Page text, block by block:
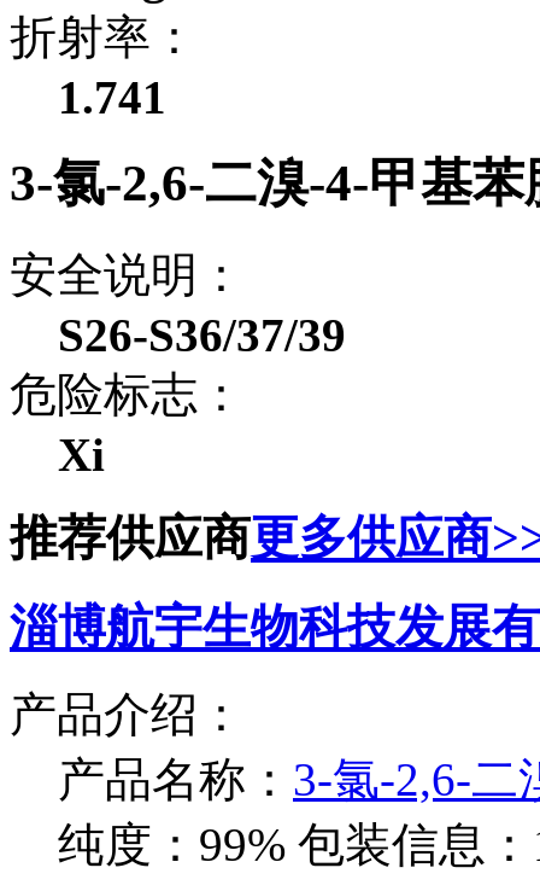
折射率：
1.741
3-氯-2,6-二溴-4-甲基
安全说明：
S26-S36/37/39
危险标志：
Xi
推荐供应商更多供应商
淄博航宇生物科技发展
产品介绍：
产品名称： 3-氯-2,6-二
纯度：99% 包装信息